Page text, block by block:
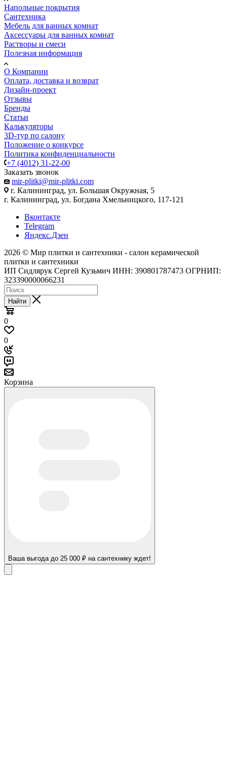
Напольные покрытия
Сантехника
Мебель для ванных комнат
Аксессуары для ванных комнат
Растворы и смеси
Полезная информация
О Компании
Оплата, доставка и возврат
Дизайн-проект
Отзывы
Бренды
Статьи
Калькуляторы
3D-тур по салону
Положение о конкурсе
Политика конфиденциальности
+7 (4012) 31-22-00
Заказать звонок
mir-plitki@mir-plitki.com
г. Калининград, ул. Большая Окружная, 5
г. Калининград, ул. Богдана Хмельницкого, 117-121
Вконтакте
Telegram
Яндекс.Дзен
2026 © Мир плитки и сантехники - салон керамической
плитки и сантехники
ИП Сидлярук Сергей Кузьмич ИНН: 390801787473 ОГРНИП:
323390000066231
Найти
0
0
Корзина
Ваша выгода до 25 000 ₽ на сантехнику ждет!